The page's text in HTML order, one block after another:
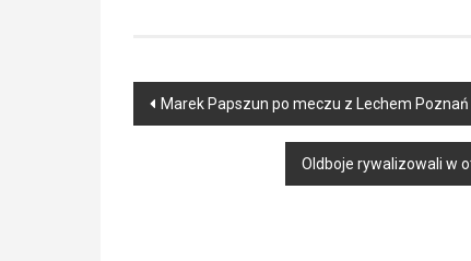
Post
Marek Papszun po meczu z Lechem Poznań
Oldboje rywalizowali w